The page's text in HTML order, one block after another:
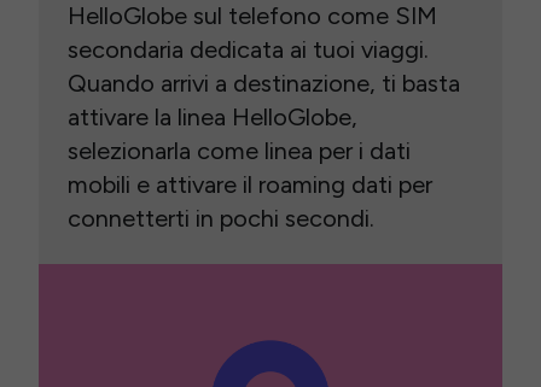
HelloGlobe sul telefono come SIM
secondaria dedicata ai tuoi viaggi.
Quando arrivi a destinazione, ti basta
attivare la linea HelloGlobe,
selezionarla come linea per i dati
mobili e attivare il roaming dati per
connetterti in pochi secondi.